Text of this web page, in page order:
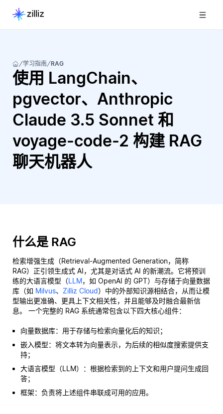
学习指南 RAG
使用 LangChain、
pgvector、Anthropic
Claude 3.5 Sonnet 和
voyage-code-2 构建 RAG
聊天机器人
什么是 RAG
检索增强生成（Retrieval-Augmented Generation，简称
RAG）正引领生成式 AI，尤其是对话式 AI 的新潮流。它将预训
练的大语言模型（LLM，如 OpenAI 的 GPT）与存储于向量数据
库（如 Milvus、 Zilliz Cloud）中的外部知识源相结合，从而让模
型输出更准确、更具上下文相关性，并且能够及时融合最新信
息。 一个完整的 RAG 系统通常包含以下四大核心组件：
向量数据库：用于存储与检索向量化后的知识；
嵌入模型：将文本转为向量表示，为后续的相似度搜索提供支
持；
大语言模型（LLM）：根据检索到的上下文和用户提问生成回
答；
框架：负责将上述组件串联成可用的应用。